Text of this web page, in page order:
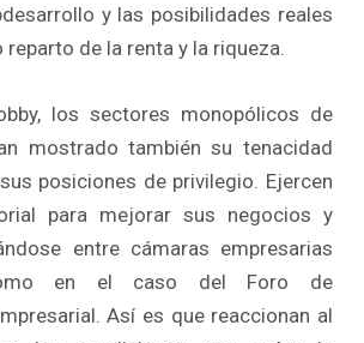
y las posibilidades reales
de la renta y la riqueza.
los sectores monopólicos de
mostrado también su tenacidad
posiciones de privilegio. Ejercen
para mejorar sus negocios y
entre cámaras empresarias
en el caso del Foro de
Así es que reaccionan al